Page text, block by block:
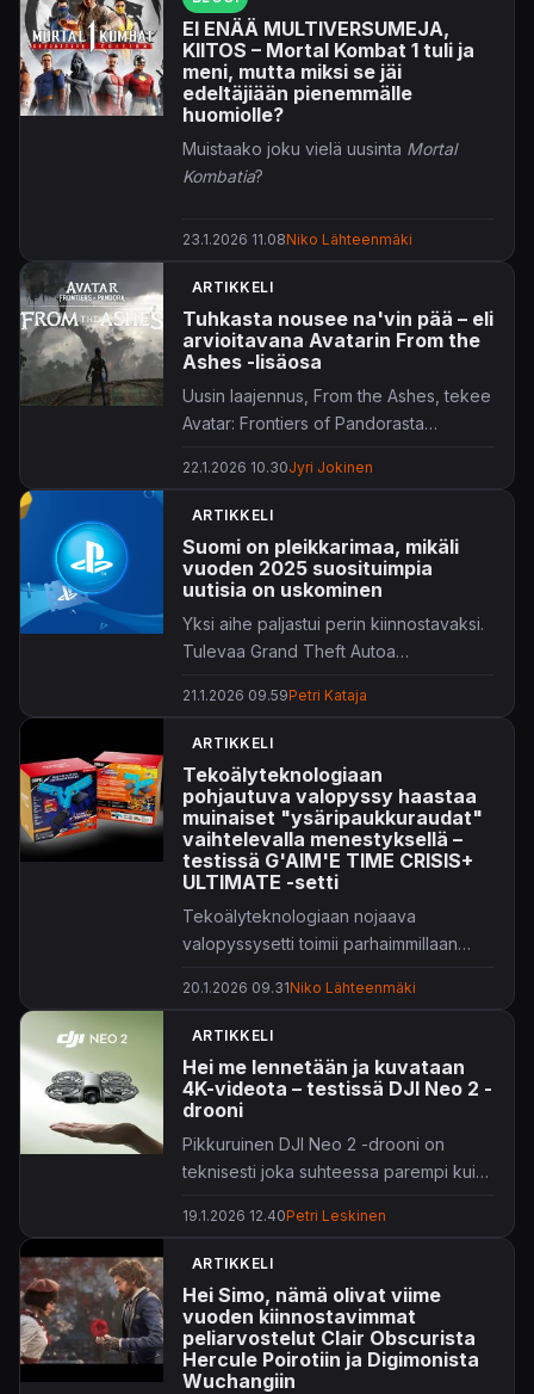
EI ENÄÄ MULTIVERSUMEJA,
KIITOS – Mortal Kombat 1 tuli ja
meni, mutta miksi se jäi
edeltäjiään pienemmälle
huomiolle?
Muistaako joku vielä uusinta Mortal
Kombatia?
23.1.2026 11.08Niko Lähteenmäki
ARTIKKELI
Tuhkasta nousee na'vin pää – eli
arvioitavana Avatarin From the
Ashes -lisäosa
Uusin laajennus, From the Ashes, tekee
Avatar: Frontiers of Pandorasta
22.1.2026 10.30Jyri Jokinen
ARTIKKELI
Suomi on pleikkarimaa, mikäli
vuoden 2025 suosituimpia
uutisia on uskominen
Yksi aihe paljastui perin kiinnostavaksi.
Tulevaa Grand Theft Autoa
21.1.2026 09.59Petri Kataja
ARTIKKELI
Tekoälyteknologiaan
pohjautuva valopyssy haastaa
muinaiset "ysäripaukkuraudat"
vaihtelevalla menestyksellä –
testissä G'AIM'E TIME CRISIS+
ULTIMATE -setti
Tekoälyteknologiaan nojaava
valopyssysetti toimii parhaimmillaan
Potentiaalia teknologiassa kuitenkin on!
20.1.2026 09.31Niko Lähteenmäki
ARTIKKELI
Hei me lennetään ja kuvataan
4K-videota – testissä DJI Neo 2 -
drooni
Pikkuruinen DJI Neo 2 -drooni on
teknisesti joka suhteessa parempi kuin
talvisessa Suomessa sen käyttäminen
osoittautuu melko hankalaksi rastiksi.
19.1.2026 12.40Petri Leskinen
ARTIKKELI
Hei Simo, nämä olivat viime
vuoden kiinnostavimmat
peliarvostelut Clair Obscurista
Hercule Poirotiin ja Digimonista
Wuchangiin